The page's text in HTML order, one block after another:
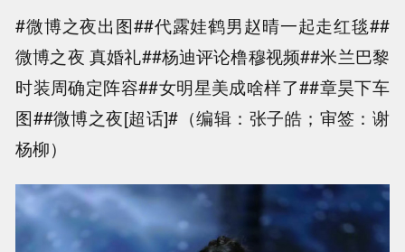
#微博之夜出图##代露娃鹤男赵晴一起走红毯##
微博之夜 真婚礼##杨迪评论橹穆视频##米兰巴黎
时装周确定阵容##女明星美成啥样了##章昊下车
图##微博之夜[超话]#（编辑：张子皓；审签：谢
杨柳）